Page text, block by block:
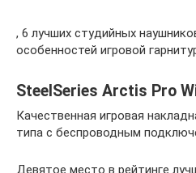
, 6 лучших студийных
особенностей игровой
SteelSeries Arctis Pro
Качественная игровая
типа с беспроводным
Девятое место в рейтинге